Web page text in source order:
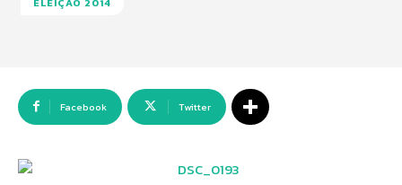
Facebook Twitter